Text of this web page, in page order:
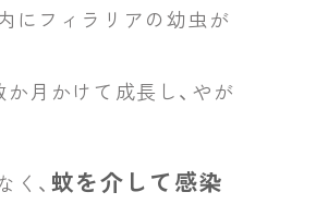
にフィラリアの幼虫が
月かけて成長し、やが
、 蚊を介して感染